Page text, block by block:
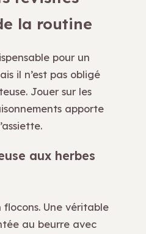
la routine
pour un
il n’est pas obligé
Jouer sur les
apporte
aux herbes
Une véritable
au beurre avec